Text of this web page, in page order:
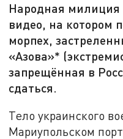
Народная
видео, на котором
морпех,
«Азова»*
запрещённая в
сдаться.
Тело украинского
Мариупольском